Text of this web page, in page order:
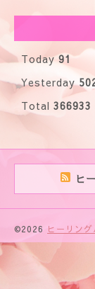
Today91
Yesterday
Total 366933
ヒ
©2026 ヒーリン